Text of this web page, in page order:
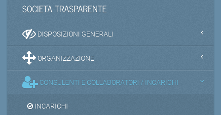
SOCIETA TRASPARENTE
DISPOSIZIONI GENERALI
ORGANIZZAZIONE
CONSULENTI E COLLABORATORI / INCARICHI
INCARICHI